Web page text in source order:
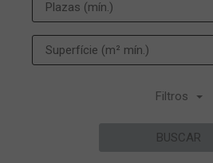
Filtros
BUSCAR